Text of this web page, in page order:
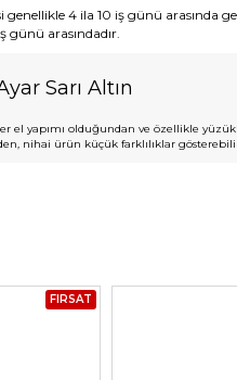
genellikle 4 ila 10 iş günü arasında
günü arasındadır.
Sarı Altın
el yapımı olduğundan ve özellikle
nihai ürün küçük farklılıklar
FIRSAT